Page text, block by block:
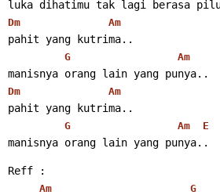
luka dihatimu tak lagi berasa
Dm Am
pahit yang kutrima..
G Am
manisnya orang lain yang punya..
Dm Am
pahit yang kutrima..
G Am E
manisnya orang lain yang punya..
Reff :
Am G